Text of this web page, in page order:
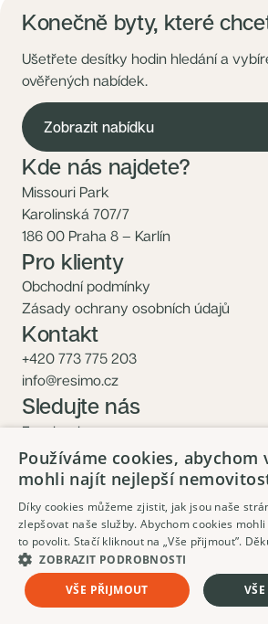
16 454 379 Kč
Včetně DPH
Konečně byty, které
Ušetřete desítky hodin hledání a
ověřených nabídek.
Zobrazit nabídku
Kde nás najdete?
Missouri Park
Karolinská 707/7
186 00 Praha 8 – Karlín
Pro klienty
Obchodní podmínky
Zásady ochrany osobních údajů
Kontakt
+420 773 775 203
info@resimo.cz
Sledujte nás
Facebook
Instagram
Používáme cookies, abychom
mohli najít nejlepší
Díky cookies můžeme zjistit, jak jsou naše
zlepšovat naše služby. Abychom cookies
to povolit. Stačí kliknout na „Vše přijmout”.
ZOBRAZIT PODROBNOSTI
VŠE PŘIJMOUT